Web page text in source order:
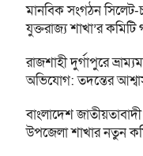
মানবিক সংগঠন সিলেট-
যুক্তরাজ্য শাখা’র কমিটি
রাজশাহী দুর্গাপুরে
অভিযোগ: তদন্তের
বাংলাদেশ
উপজেলা শাখার নতুন